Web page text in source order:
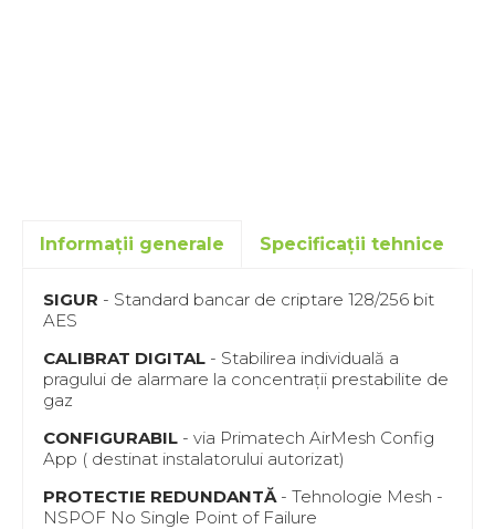
Informații generale Specificații tehnice
SIGUR - Standard bancar de criptare 128/256 bit
AES
CALIBRAT DIGITAL - Stabilirea individuală a
pragului de alarmare la concentrații prestabilite de
gaz
CONFIGURABIL - via Primatech AirMesh Config
App ( destinat instalatorului autorizat)
PROTECTIE REDUNDANTĂ - Tehnologie Mesh -
NSPOF No Single Point of Failure